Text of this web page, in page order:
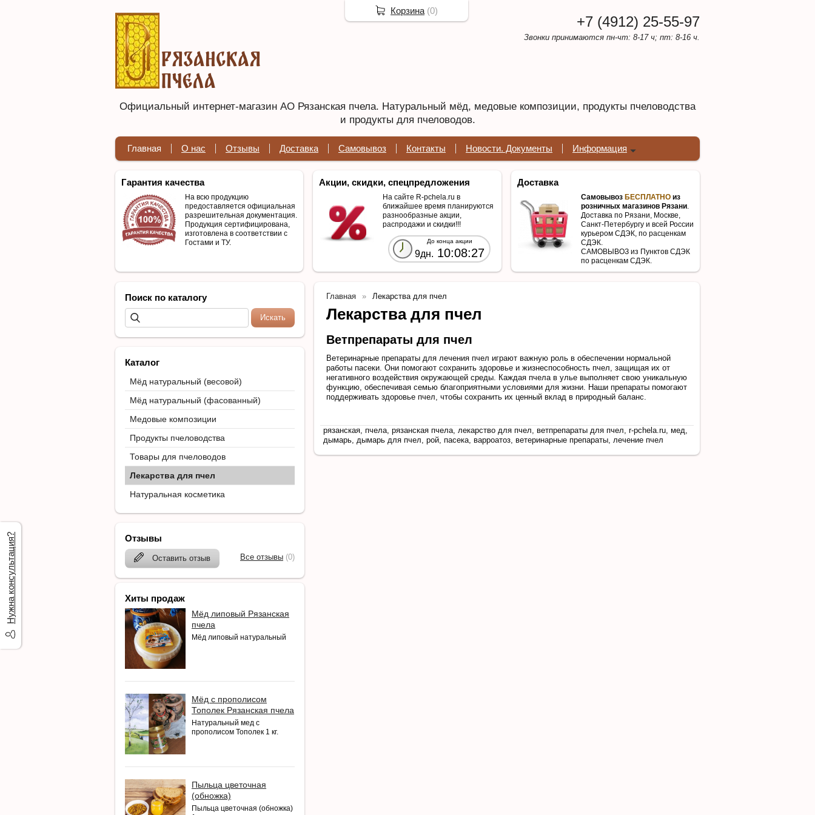
+7 (4912) 25-55-97
Звонки принимаются пн-чт: 8-17 ч; пт: 8-16 ч.
Официальный интернет-магазин АО Рязанская пчела. Натуральный мёд, медовые композиции, продукты пчеловодства
и продукты для пчеловодов.
Главная О нас Отзывы Доставка Самовывоз Контакты Новости. Документы Информация
Гарантия качества
На всю продукцию
предоставляется официальная
разрешительная документация.
Продукция сертифицирована,
изготовлена в соответствии с
Гостами и ТУ.
Акции, скидки, спецпредложения
На сайте R-pchela.ru в
ближайшее время планируются
разнообразные акции,
распродажи и скидки!!!
До конца акции
9дн. 10:08:27
Доставка
Самовывоз БЕСПЛАТНО из
розничных магазинов Рязани
Доставка по Рязани, Москве,
Санкт-Петербургу и всей России
курьером СДЭК, по расценкам
СДЭК.
САМОВЫВОЗ из Пунктов СДЭК
по расценкам СДЭК.
Поиск по каталогу
Каталог
Мёд натуральный (весовой)
Мёд натуральный (фасованный)
Медовые композиции
Продукты пчеловодства
Товары для пчеловодов
Лекарства для пчел
Натуральная косметика
Отзывы
Оставить отзыв Все отзывы (0)
Хиты продаж
Мёд липовый Рязанская
пчела
Мёд липовый натуральный
Мёд с прополисом
Тополек Рязанская пчела
Натуральный мед с
прополисом Тополек 1 кг.
Пыльца цветочная
(обножка)
Пыльца цветочная (обножка)
Главная Лекарства для пчел
Лекарства для пчел
Ветпрепараты для пчел
Ветеринарные препараты для лечения пчел играют важную роль в обеспечении нормальной
работы пасеки. Они помогают сохранить здоровье и жизнеспособность пчел, защищая их от
негативного воздействия окружающей среды. Каждая пчела в улье выполняет свою уникальную
функцию, обеспечивая семью благоприятными условиями для жизни. Наши препараты помогают
поддерживать здоровье пчел, чтобы сохранить их ценный вклад в природный баланс.
рязанская, пчела, рязанская пчела, лекарство для пчел, ветпрепараты для пчел, r-pchela.ru, мед,
дымарь, дымарь для пчел, рой, пасека, варроатоз, ветеринарные препараты, лечение пчел
Нужна консультация?
Корзина (0)